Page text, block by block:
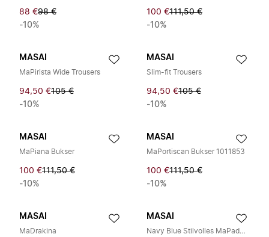
88 €98 €
-10%
100 €111,50 €
-10%
MASAI
MaPirista Wide Trousers
94,50 €105 €
-10%
MASAI
Slim-fit Trousers
94,50 €105 €
-10%
MASAI
MaPiana Bukser
100 €111,50 €
-10%
MASAI
MaPortiscan Bukser 1011853
100 €111,50 €
-10%
MASAI
MaDrakina
MASAI
Navy Blue Stilvolles MaPadme Top